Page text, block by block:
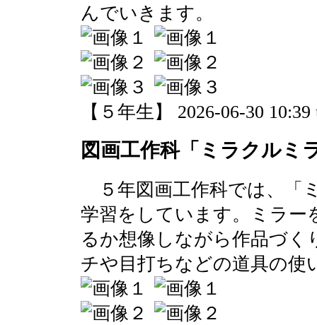
んでいきます。
【５年生】 2026-06-30 10:39
図画工作科「ミラクルミ
５年図画工作科では、「
学習をしています。ミラー
るか想像しながら作品づ
チや目打ちなどの道具の使